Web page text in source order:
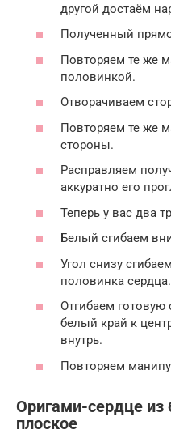
другой достаём
Полученный
Повторяем те же
половинкой.
Отворачиваем
Повторяем те же
стороны.
Расправляем
аккуратно его
Теперь у вас два
Белый сгибаем
Угол снизу
половинка сердца.
Отгибаем
белый край к
внутрь.
Повторяем
Оригами-сердце из
плоское